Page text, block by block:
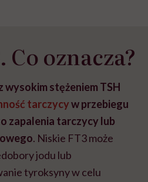
Co oznacza?
wysokim stężeniem TSH
tarczycyw przebiegu
zapalenia tarczycy lub
. Niskie FT3 może
jodu lub
tyroksyny w celu